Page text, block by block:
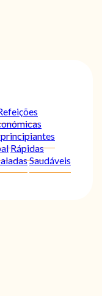
Rápidas
Saudáveis